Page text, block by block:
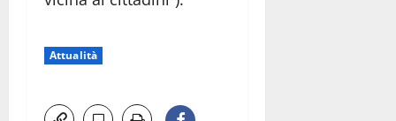
Attualità